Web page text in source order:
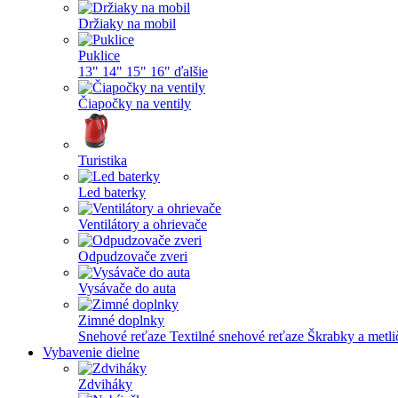
Držiaky na mobil
Puklice
13" 14" 15" 16" ďalšie
Čiapočky na ventily
Turistika
Led baterky
Ventilátory a ohrievače
Odpudzovače zveri
Vysávače do auta
Zimné doplnky
Snehové reťaze Textilné snehové reťaze Škrabky a
Vybavenie dielne
Zdviháky